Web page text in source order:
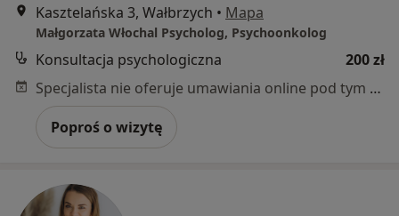
Kasztelańska 3, Wałbrzych • Mapa
Małgorzata Włochal Psycholog, Psychoonkolog
Konsultacja psychologiczna
200 zł
Specjalista nie oferuje umawiania online pod tym adresem.
Poproś o wizytę